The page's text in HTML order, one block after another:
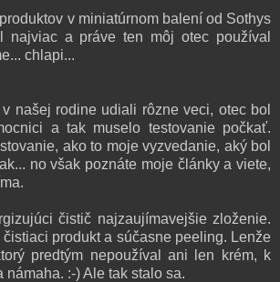
v miniatúrnom balení od Sothys
najviac a práve ten môj otec používal
chlapi...
našej rodine udiali rôzne veci, otec bol
a tak muselo testovanie počkať.
ako to moje vyzvedanie, aký bol
no však poznáte moje články a viete,
čistič najzaujímavejšie zloženie.
produkt a súčasne peeling. Lenže
predtým nepoužíval ani len krém, k
:-) Ale tak stalo sa.